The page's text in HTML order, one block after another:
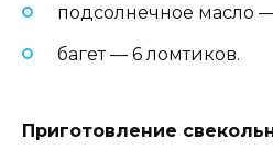
подсолнечное масло
багет — 6 ломтиков.
Приготовление